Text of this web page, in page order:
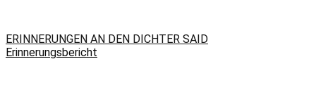
ERINNERUNGEN AN DEN DICHTER SAID
Erinnerungsbericht